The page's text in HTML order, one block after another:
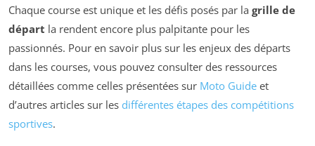
Chaque course est unique et les défis posés par la grille de
départ la rendent encore plus palpitante pour les
passionnés. Pour en savoir plus sur les enjeux des départs
dans les courses, vous pouvez consulter des ressources
détaillées comme celles présentées sur Moto Guide et
d’autres articles sur les différentes étapes des compétitions
sportives.